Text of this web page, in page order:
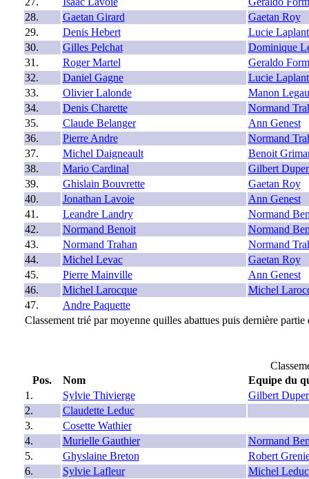
28.
Gaetan Girard
Gaetan Roy
29.
Denis Hebert
Lucie
30.
Gilles Pelchat
Dominique
31.
Roger Martel
Geraldo
32.
Daniel Gagne
Lucie
33.
Olivier Lalonde
Manon
34.
Denis Charette
Normand
35.
Claude Belanger
Ann Genest
36.
Pierre Andre
Normand
37.
Michel Daigneault
Benoit
38.
Mario Cardinal
Gilbert
39.
Ghislain Bouvrette
Gaetan Roy
40.
Jonathan Lavoie
Ann Genest
41.
Leandre Landry
Normand
42.
Normand Benoit
Normand
43.
Normand Trahan
Normand
44.
Michel Levac
Gaetan Roy
45.
Pierre Mainville
Ann Genest
46.
Michel Larocque
Michel
47.
Andre Paquette
Classement trié par moyenne quilles abattues puis dernière
Pos.
Nom
Equipe du
1.
Sylvie Thivierge
Gilbert
2.
Claudette Leduc
3.
Cosette Wathier
4.
Murielle Gauthier
Normand
5.
Ghyslaine Breton
Robert
6.
Sylvie Lafleur
Michel Leduc